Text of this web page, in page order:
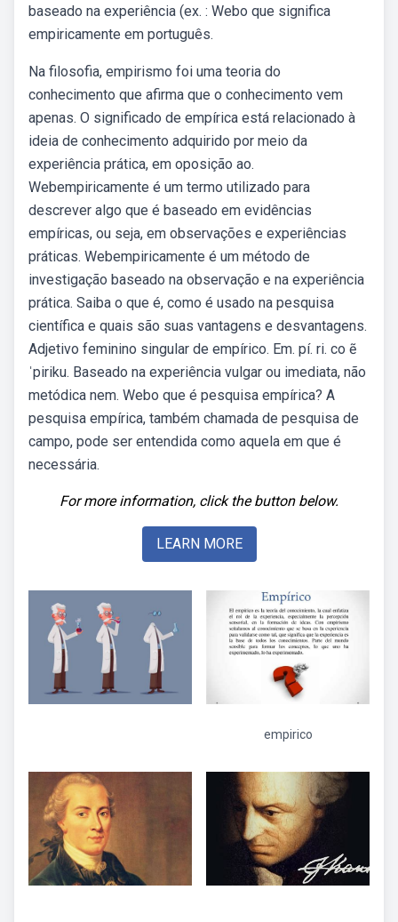
baseado na experiência (ex. : Webo que significa
empiricamente em português.
Na filosofia, empirismo foi uma teoria do
conhecimento que afirma que o conhecimento vem
apenas. O significado de empírica está relacionado à
ideia de conhecimento adquirido por meio da
experiência prática, em oposição ao.
Webempiricamente é um termo utilizado para
descrever algo que é baseado em evidências
empíricas, ou seja, em observações e experiências
práticas. Webempiricamente é um método de
investigação baseado na observação e na experiência
prática. Saiba o que é, como é usado na pesquisa
científica e quais são suas vantagens e desvantagens.
Adjetivo feminino singular de empírico. Em. pí. ri. co ẽ
ˈpiriku. Baseado na experiência vulgar ou imediata, não
metódica nem. Webo que é pesquisa empírica? A
pesquisa empírica, também chamada de pesquisa de
campo, pode ser entendida como aquela em que é
necessária.
For more information, click the button below.
LEARN MORE
empirico